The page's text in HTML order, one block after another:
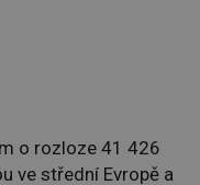
o rozloze 41 426
ve střední Evropě a